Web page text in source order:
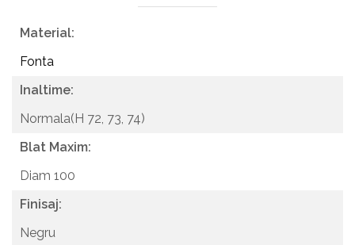
Material:
Fonta
Inaltime:
Normala(H 72, 73, 74)
Blat Maxim:
Diam 100
Finisaj:
Negru